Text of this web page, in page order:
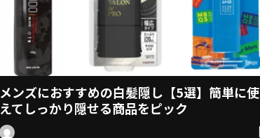
メンズにおすすめの白髪隠し【5選】簡単に使
えてしっかり隠せる商品をピック